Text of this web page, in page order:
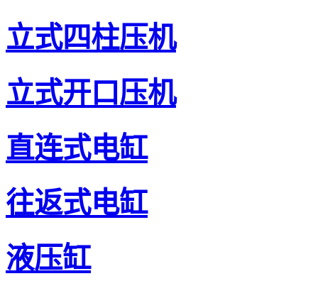
立式四柱压机
立式开口压机
直连式电缸
往返式电缸
液压缸